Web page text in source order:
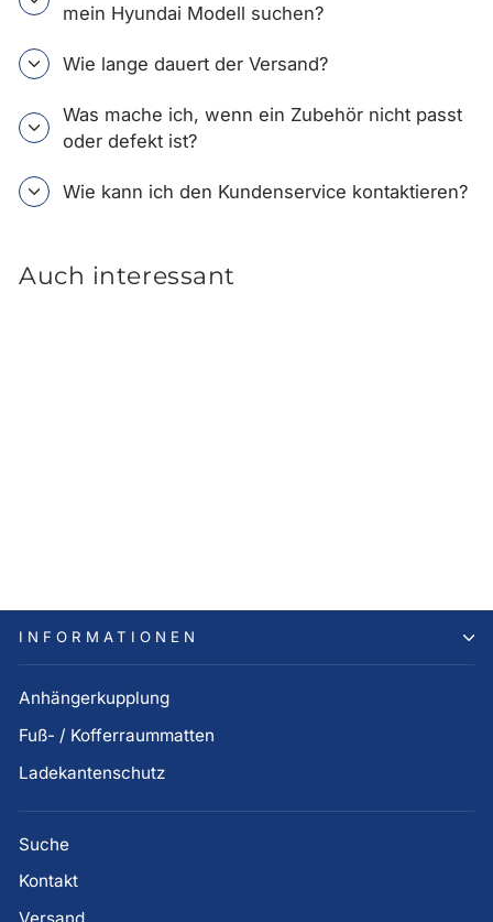
mein Hyundai Modell suchen?
Wie lange dauert der Versand?
Was mache ich, wenn ein Zubehör nicht passt
oder defekt ist?
Wie kann ich den Kundenservice kontaktieren?
Auch interessant
INFORMATIONEN
Anhängerkupplung
Fuß- / Kofferraummatten
Ladekantenschutz
Suche
Kontakt